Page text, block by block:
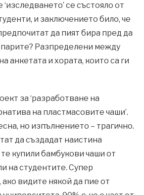
‘изследването’ се състояло от
и заключението било, че
да пият бира пред да
парите? Разпределени между
анкетата и хората, които са ги
за ‘разработване на
на пластмасовите чаши’.
но изпълнението – трагично.
да създадат наистина
купили бамбукови чаши от
на студентите. Супер
ако видите някой да пие от